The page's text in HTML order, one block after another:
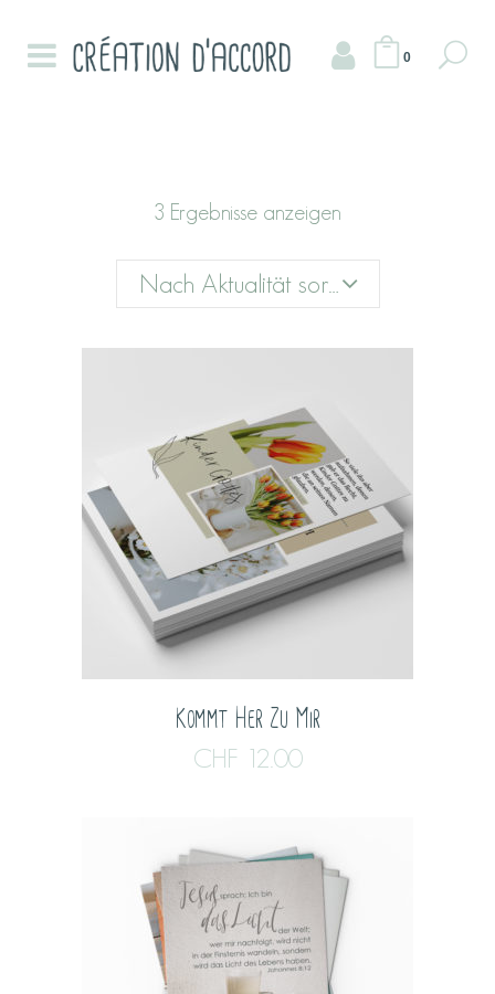
0
3 Ergebnisse anzeigen
Kommt Her Zu Mir
CHF 12.00